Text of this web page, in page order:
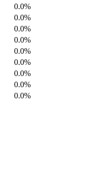
0.0%
0.0%
0.0%
0.0%
0.0%
0.0%
0.0%
0.0%
0.0%